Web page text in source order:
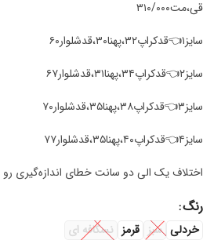
قی،مت۳۱۰/۰۰۰
سایز۱👈قدکراپ۳۲،پهنا۳۰،قدشلوار۶۰
سایز۲👈قدکراپ۳۴،پهنا۳۱،قدشلوار۶۷
سایز۳👈قدکراپ۳۸،پهنا۳۵،قدشلوار۷۰
سایز۴👈قدکراپ۴۰،پهنا۳۵،قدشلوار۷۷
اختلاف یک الی دو سانت خطای اندازه‌گیری رو
رنگ
خردلی سبز قرمز نسکافه ای